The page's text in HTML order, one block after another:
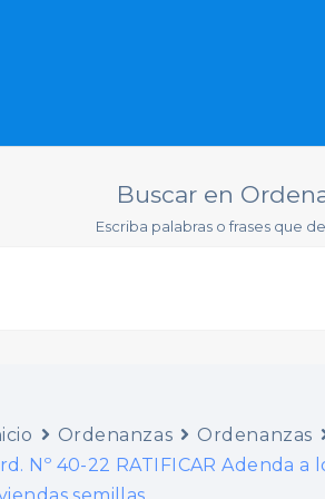
Buscar en
Escriba palabras o frases que
Ordenanzas Ordenanzas
Nº 40-22 RATIFICAR Adenda
semillas